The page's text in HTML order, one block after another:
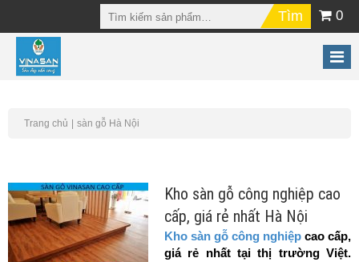
0
Trang chủ sàn gỗ Hà Nội
Kho sàn gỗ công nghiệp cao
cấp, giá rẻ nhất Hà Nội
Kho sàn gỗ công nghiệp cao cấp,
giá rẻ nhất tại thị trường Việt.